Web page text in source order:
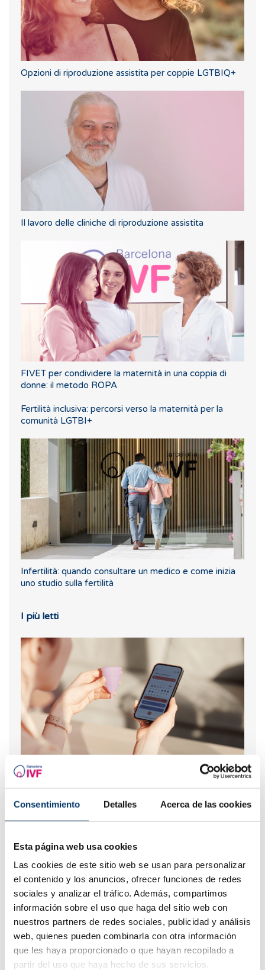
Consentimiento Detalles Acerca de las cookies
Esta página web usa cookies
Las cookies de este sitio web se usan para personalizar
el contenido y los anuncios, ofrecer funciones de redes
sociales y analizar el tráfico. Además, compartimos
información sobre el uso que haga del sitio web con
nuestros partners de redes sociales, publicidad y análisis
web, quienes pueden combinarla con otra información
que les haya proporcionado o que hayan recopilado a
partir del uso que haya hecho de sus servicios.
Opzioni di riproduzione assistita per coppie LGTBIQ+
Il lavoro delle cliniche di riproduzione assistita
FIVET per condividere la maternità in una coppia di
donne: il metodo ROPA
Fertilità inclusiva: percorsi verso la maternità per la
comunità LGTBI+
Infertilità: quando consultare un medico e come inizia
uno studio sulla fertilità
I più letti
Come calcolare giorni fertili?
Nuova gravidanza dopo un aborto biochimico